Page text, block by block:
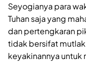
Seyogianya para
Tuhan saja yang
dan pertengkaran
tidak bersifat
keyakinannya